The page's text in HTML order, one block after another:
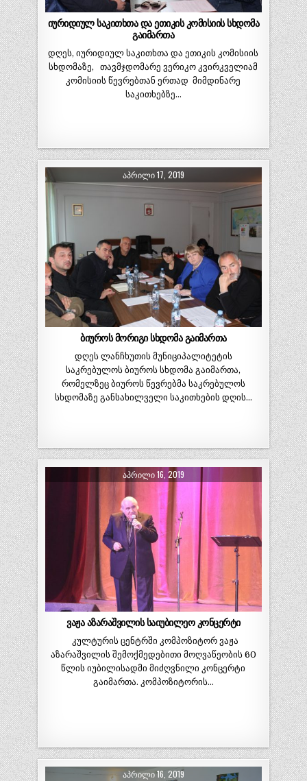
იურიდიულ საკითხთა და ეთიკის კომისიის სხდომა
გაიმართა
დღეს, იურიდიულ საკითხთა და ეთიკის კომისიის
სხდომაზე, თავმჯდომარე ვერიკო კვირკველიამ
კომისიის წევრებთან ერთად მიმდინარე
საკითხებზე…
ᲐᲞᲠᲘᲚᲘ 17, 2019
ბიუროს მორიგი სხდომა გაიმართა
დღეს ლანჩხუთის მუნიციპალიტეტის
საკრებულოს ბიუროს სხდომა გაიმართა,
რომელზეც ბიუროს წევრებმა საკრებულოს
სხდომაზე განსახილველი საკითხების დღის…
ᲐᲞᲠᲘᲚᲘ 16, 2019
ვაჟა აზარაშვილის საიუბილეო კონცერტი
კულტურის ცენტრში კომპოზიტორ ვაჟა
აზარაშვილის შემოქმედებითი მოღვაწეობის 60
წლის იუბილისადმი მიძღვნილი კონცერტი
გაიმართა. კომპოზიტორის…
ᲐᲞᲠᲘᲚᲘ 16, 2019